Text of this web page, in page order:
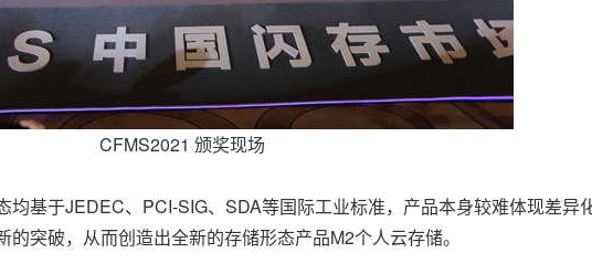
CFMS2021 颁奖现场
基于JEDEC、PCI-SIG、SDA等国际工业标准，产品本身较难体现差异
突破，从而创造出全新的存储形态产品M2个人云存储。